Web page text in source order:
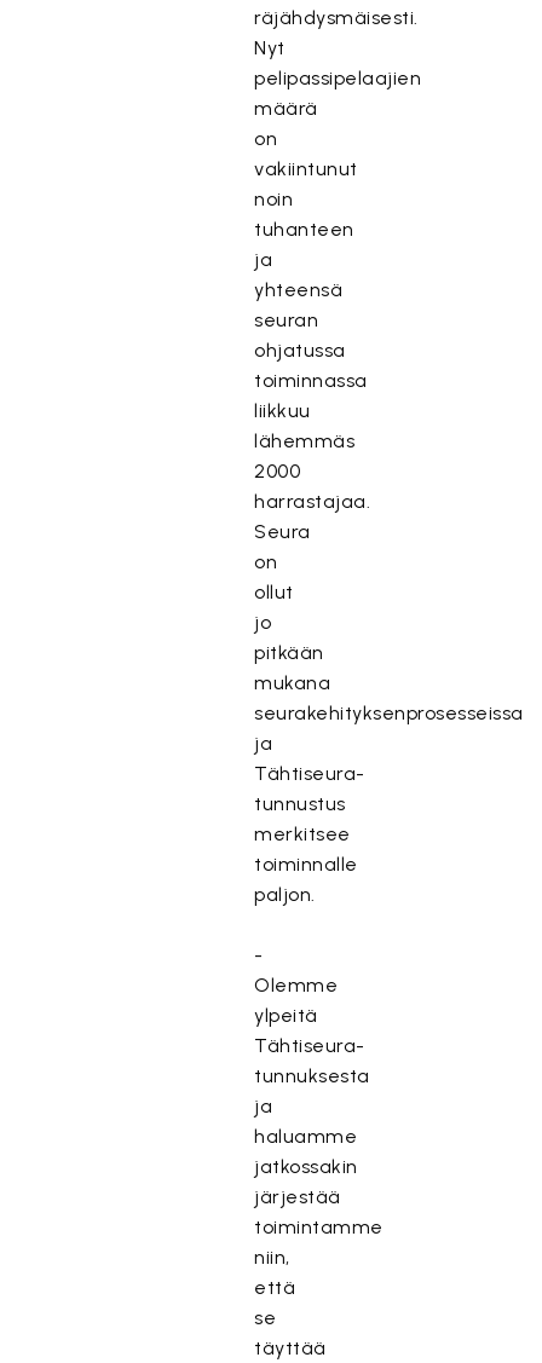
räjähdysmäisesti.
Nyt
pelipassipelaajien
määrä
on
vakiintunut
noin
tuhanteen
ja
yhteensä
seuran
ohjatussa
toiminnassa
liikkuu
lähemmäs
2000
harrastajaa.
Seura
on
ollut
jo
pitkään
mukana
seurakehityksenprosesseissa
ja
Tähtiseura-
tunnustus
merkitsee
toiminnalle
paljon.
-
Olemme
ylpeitä
Tähtiseura-
tunnuksesta
ja
haluamme
jatkossakin
järjestää
toimintamme
niin,
että
se
täyttää